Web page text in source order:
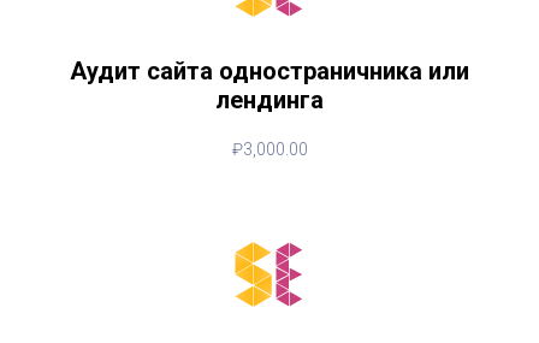
Аудит сайта одностраничника или
лендинга
₽3,000.00